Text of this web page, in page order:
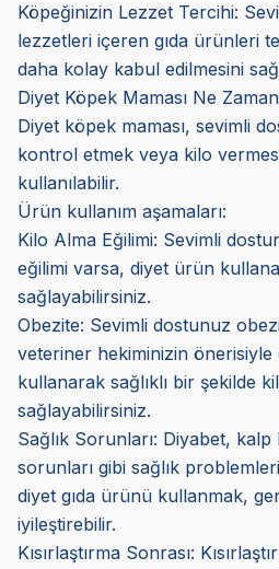
Köpeğinizin Lezzet Tercihi:
lezzetleri içeren gıda ürünleri
daha kolay kabul edilmesini
Diyet Köpek Maması Ne
Diyet köpek maması, sevimli
kontrol etmek veya kilo
kullanılabilir.
Ürün kullanım aşamaları:
Kilo Alma Eğilimi: Sevimli
eğilimi varsa, diyet ürün
sağlayabilirsiniz.
Obezite: Sevimli dostunuz
veteriner hekiminizin önerisiyle
kullanarak sağlıklı bir şekilde
sağlayabilirsiniz.
Sağlık Sorunları: Diyabet, kalp
sorunları gibi sağlık
diyet gıda ürünü kullanmak,
iyileştirebilir.
Kısırlaştırma Sonrası: